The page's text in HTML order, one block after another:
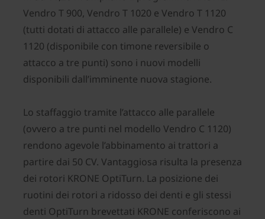
Vendro T 900, Vendro T 1020 e Vendro T 1120
(tutti dotati di attacco alle parallele) e Vendro C
1120 (disponibile con timone reversibile o
attacco a tre punti) sono i nuovi modelli
disponibili dall’imminente nuova stagione.
Lo staffaggio tramite l’attacco alle parallele
(ovvero a tre punti nel modello Vendro C 1120)
rendono agevole l’abbinamento ai trattori a
partire dai 50 CV. Vantaggiosa risulta la presenza
dei rotori KRONE OptiTurn. La posizione dei
ruotini dei rotori a ridosso dei denti e gli stessi
denti OptiTurn brevettati KRONE conferiscono ai